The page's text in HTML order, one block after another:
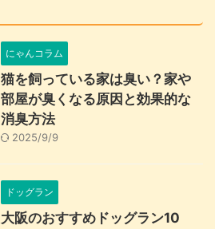
にゃんコラム
猫を飼っている家は臭い？家や
部屋が臭くなる原因と効果的な
消臭方法
2025/9/9
ドッグラン
大阪のおすすめドッグラン10